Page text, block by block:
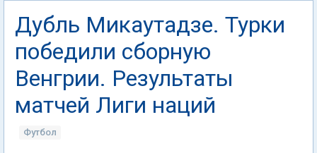
Дубль Микаутадзе. Турки
победили сборную
Венгрии. Результаты
матчей Лиги наций
Футбол